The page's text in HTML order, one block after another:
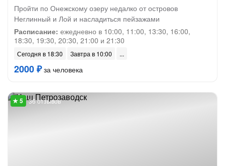
Пройти по Онежскому озеру недалко от островов
Неглинный и Лой и насладиться пейзажами
Расписание: ежедневно в 10:00, 11:00, 13:30, 16:00,
18:30, 19:30, 20:30, 21:00 и 21:30
Сегодня в 18:30 Завтра в 10:00
2000 ₽за человека
36 отзывов